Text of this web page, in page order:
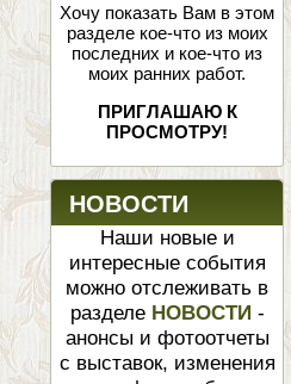
Хочу показать Вам в этом
разделе кое-что из моих
последних и кое-что из
моих ранних работ.
ПРИГЛАШАЮ К
ПРОСМОТРУ!
НОВОСТИ
Наши новые и
интересные события
можно отслеживать в
разделе НОВОСТИ -
анонсы и фотоотчеты
с выставок, изменения